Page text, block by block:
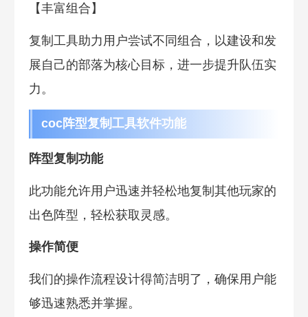
【丰富组合】
复制工具助力用户尝试不同组合，以建设和发
展自己的部落为核心目标，进一步提升队伍实
力。
coc阵型复制工具软件功能
阵型复制功能
此功能允许用户迅速并轻松地复制其他玩家的
出色阵型，轻松获取灵感。
操作简便
我们的操作流程设计得简洁明了，确保用户能
够迅速熟悉并掌握。